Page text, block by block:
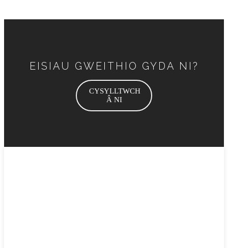
EISIAU GWEITHIO GYDA NI?
CYSYLLTWCH
Â NI